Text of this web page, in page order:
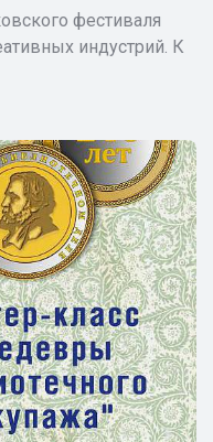
фестиваля
индустрий. К